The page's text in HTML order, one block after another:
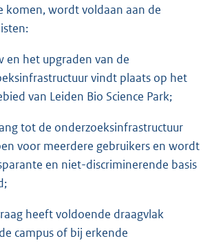
komen, wordt voldaan aan de
en het upgraden van de
vindt plaats op het
van Leiden Bio Science Park;
tot de onderzoeksinfrastructuur
voor meerdere gebruikers en wordt
en niet-discriminerende basis
heeft voldoende draagvlak
campus of bij erkende